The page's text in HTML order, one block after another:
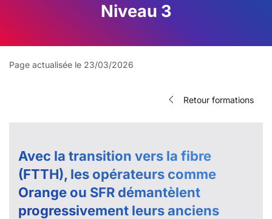
Niveau 3
Page actualisée le 23/03/2026
Retour formations
Avec la transition vers la fibre
(FTTH), les opérateurs comme
Orange ou SFR démantèlent
progressivement leurs anciens